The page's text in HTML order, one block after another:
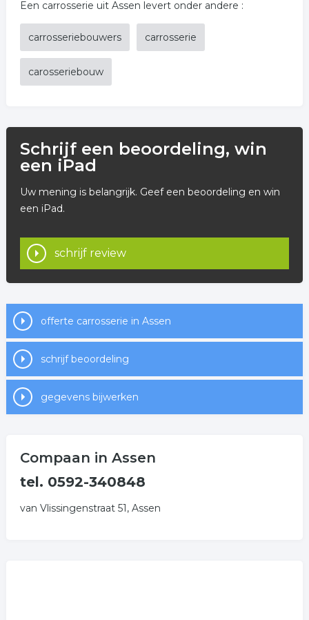
Een carrosserie uit Assen levert onder andere :
carrosseriebouwers carrosserie
carosseriebouw
Schrijf een beoordeling, win
een iPad
Uw mening is belangrijk. Geef een beoordeling en win
een iPad.
schrijf review
offerte carrosserie in Assen
schrijf beoordeling
gegevens bijwerken
Compaan in Assen
tel. 0592-340848
van Vlissingenstraat 51, Assen